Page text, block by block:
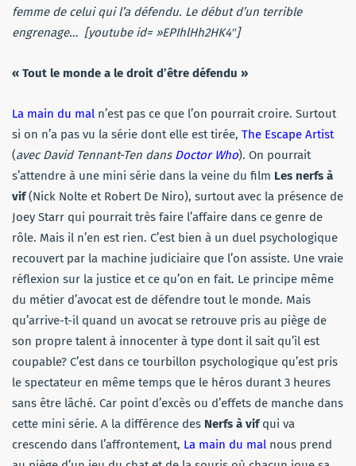
femme de celui qui l’a défendu. Le début d’un terrible
engrenage… [youtube id= »EPIhlHh2HK4″]
« Tout le monde a le droit d’être défendu »
La main du mal n’est pas ce que l’on pourrait croire. Surtout
si on n’a pas vu la série dont elle est tirée, The Escape Artist
(avec David Tennant-Ten dans Doctor Who). On pourrait
s’attendre à une mini série dans la veine du film Les nerfs à
vif(Nick Nolte et Robert De Niro), surtout avec la présence de
Joey Starr qui pourrait très faire l’affaire dans ce genre de
rôle. Mais il n’en est rien. C’est bien à un duel psychologique
recouvert par la machine judiciaire que l’on assiste. Une vraie
réflexion sur la justice et ce qu’on en fait. Le principe même
du métier d’avocat est de défendre tout le monde. Mais
qu’arrive-t-il quand un avocat se retrouve pris au piège de
son propre talent à innocenter à type dont il sait qu’il est
coupable? C’est dans ce tourbillon psychologique qu’est pris
le spectateur en même temps que le héros durant 3 heures
sans être lâché. Car point d’excès ou d’effets de manche dans
cette mini série. A la différence des Nerfs à vifqui va
crescendo dans l’affrontement, La main du mal nous prend